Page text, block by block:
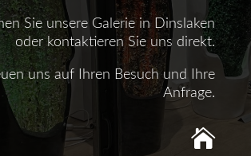
Sie unsere Galerie in Dinslaken
oder kontaktieren Sie uns direkt.
uns auf Ihren Besuch und Ihre
Anfrage.
